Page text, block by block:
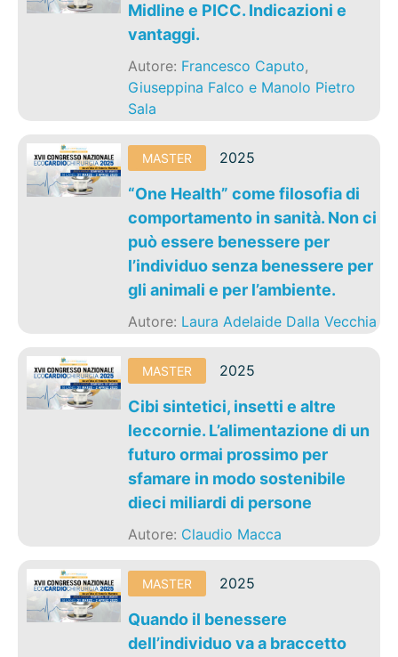
Midline e PICC. Indicazioni e
vantaggi.
Autore: Francesco Caputo,
Giuseppina Falco e Manolo Pietro
Sala
MASTER 2025
“One Health” come filosofia di
comportamento in sanità. Non ci
può essere benessere per
l’individuo senza benessere per
gli animali e per l’ambiente.
Autore: Laura Adelaide Dalla Vecchia
MASTER 2025
Cibi sintetici, insetti e altre
leccornie. L’alimentazione di un
futuro ormai prossimo per
sfamare in modo sostenibile
dieci miliardi di persone
Autore: Claudio Macca
MASTER 2025
Quando il benessere
dell’individuo va a braccetto